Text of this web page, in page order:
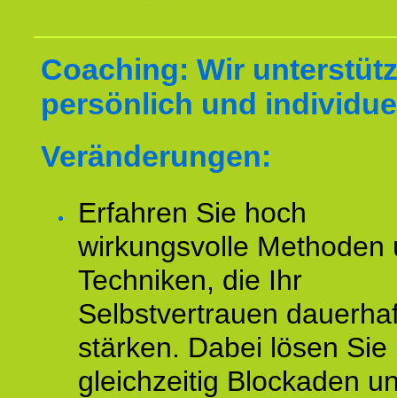
Coaching: Wir
persönlich und
Veränderungen:
Erfahren Sie hoch
wirkungsvolle Methoden
Techniken, die Ihr
Selbstvertrauen
stärken. Dabei lösen Sie
gleichzeitig Blockaden